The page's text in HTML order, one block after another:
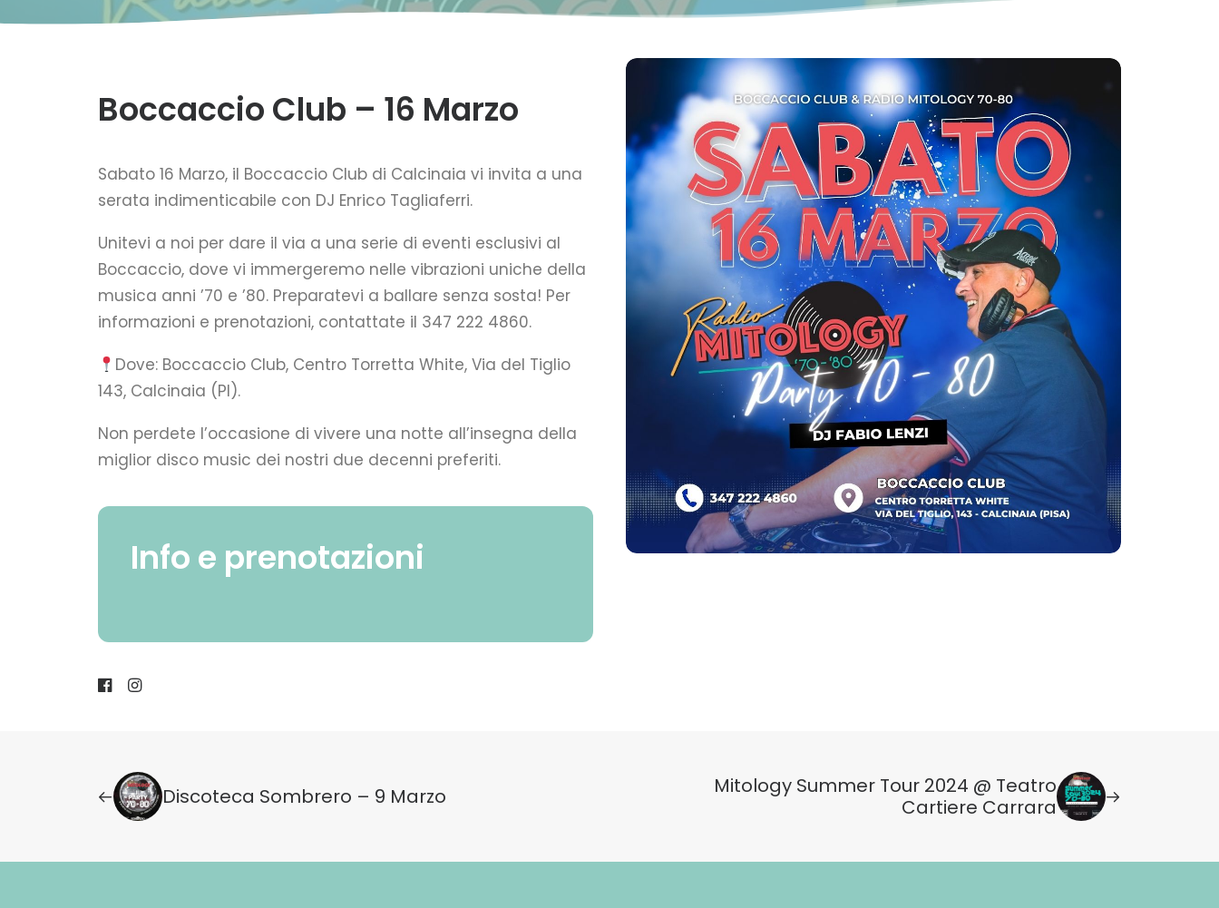
Boccaccio Club – 16 Marzo
Sabato 16 Marzo, il Boccaccio Club di Calcinaia vi invita a una
serata indimenticabile con DJ Enrico Tagliaferri.
Unitevi a noi per dare il via a una serie di eventi esclusivi al
Boccaccio, dove vi immergeremo nelle vibrazioni uniche della
musica anni ’70 e ’80. Preparatevi a ballare senza sosta! Per
informazioni e prenotazioni, contattate il 347 222 4860.
Dove: Boccaccio Club, Centro Torretta White, Via del Tiglio
143, Calcinaia (PI).
Non perdete l’occasione di vivere una notte all’insegna della
miglior disco music dei nostri due decenni preferiti.
Info e prenotazioni
Discoteca Sombrero – 9 Marzo
Mitology Summer Tour 2024 @ Teatro
Cartiere Carrara